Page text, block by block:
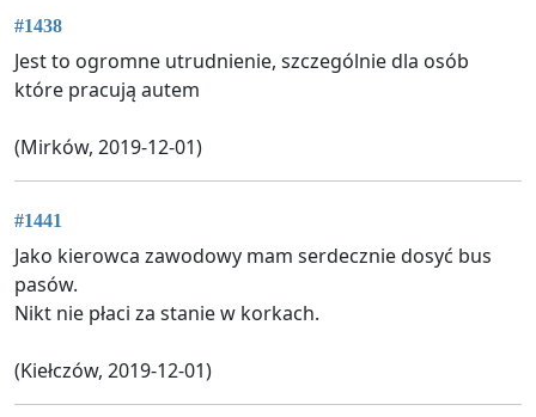
#1438
Jest to ogromne utrudnienie, szczególnie dla osób
które pracują autem
(Mirków, 2019-12-01)
#1441
Jako kierowca zawodowy mam serdecznie dosyć bus
pasów.
Nikt nie płaci za stanie w korkach.
(Kiełczów, 2019-12-01)